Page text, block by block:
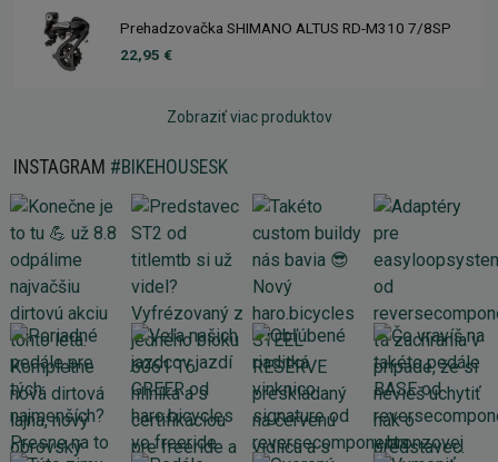
Prehadzovačka SHIMANO ALTUS RD-M310 7/8SP
22,95 €
Zobraziť viac produktov
INSTAGRAM #BIKEHOUSESK